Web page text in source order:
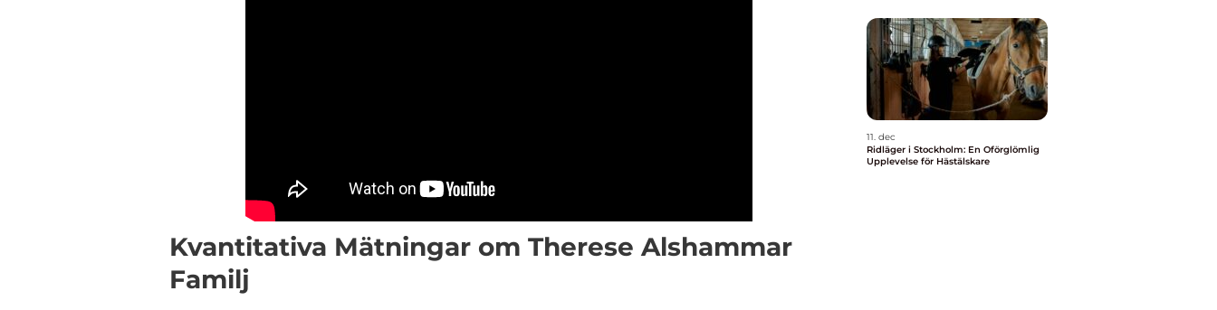
Kvantitativa Mätningar om Therese Alshammar
Familj
11. dec
Ridläger i Stockholm: En Oförglömlig
Upplevelse för Hästälskare